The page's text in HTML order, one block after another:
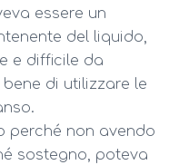
essere un
del liquido,
e difficile da
di utilizzare le
perché non avendo
sostegno, poteva